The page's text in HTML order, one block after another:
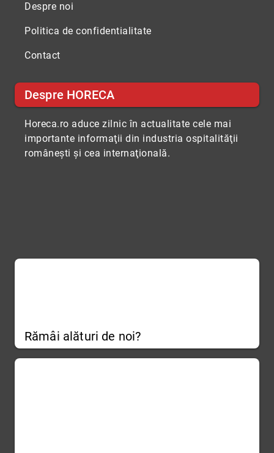
Despre noi
Politica de confidentialitate
Contact
Despre HORECA
Horeca.ro aduce zilnic în actualitate cele mai
importante informaţii din industria ospitalităţii
româneşti şi cea internaţională.
Rămâi alături de noi?